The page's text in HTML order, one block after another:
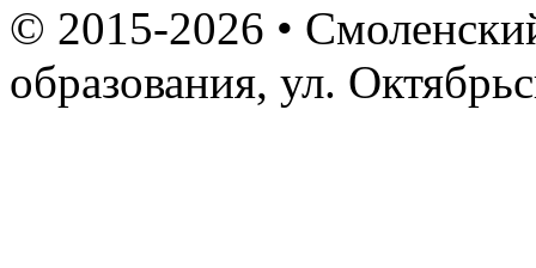
© 2015-2026 •
образования, ул.